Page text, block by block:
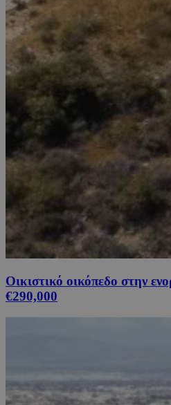
Οικιστικό οικόπεδο στην
€290,000